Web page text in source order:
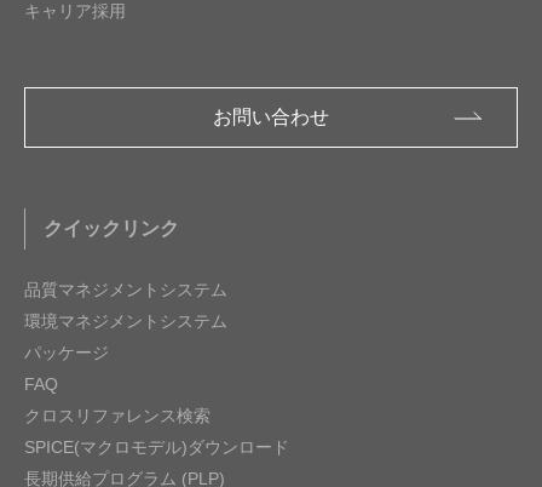
キャリア採用
お問い合わせ
クイックリンク
品質マネジメントシステム
環境マネジメントシステム
パッケージ
FAQ
クロスリファレンス検索
SPICE(マクロモデル)ダウンロード
長期供給プログラム (PLP)